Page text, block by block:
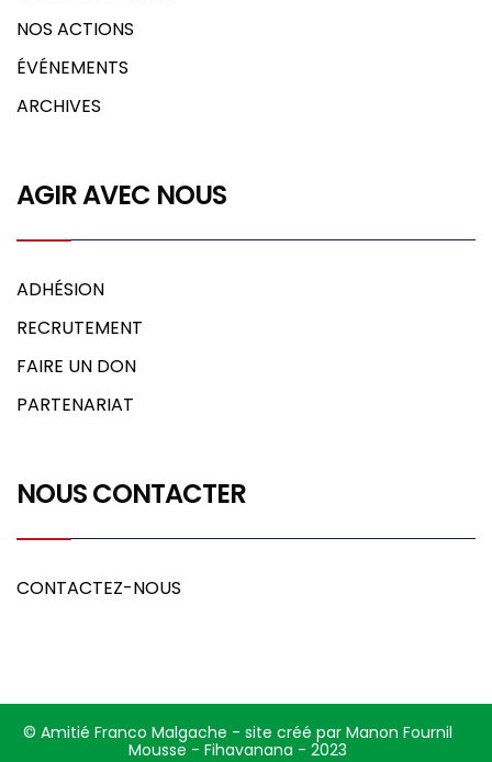
NOS ACTIONS
ÉVÉNEMENTS
ARCHIVES
AGIR AVEC NOUS
ADHÉSION
RECRUTEMENT
FAIRE UN DON
PARTENARIAT
NOUS CONTACTER
CONTACTEZ-NOUS
© Amitié Franco Malgache - site créé par Manon Fournil
Mousse - Fihavanana - 2023